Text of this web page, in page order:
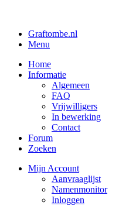
Graftombe.nl
Menu
Home
Informatie
Algemeen
FAQ
Vrijwilligers
In bewerking
Contact
Forum
Zoeken
Mijn Account
Aanvraaglijst
Namenmonitor
Inloggen